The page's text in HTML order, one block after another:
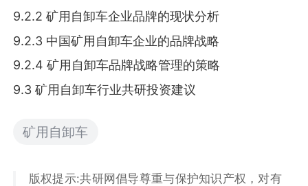
9.2.2 矿用自卸车企业品牌的现状分析
9.2.3 中国矿用自卸车企业的品牌战略
9.2.4 矿用自卸车品牌战略管理的策略
9.3 矿用自卸车行业共研投资建议
矿用自卸车
版权提示:共研网倡导尊重与保护知识产权，对有